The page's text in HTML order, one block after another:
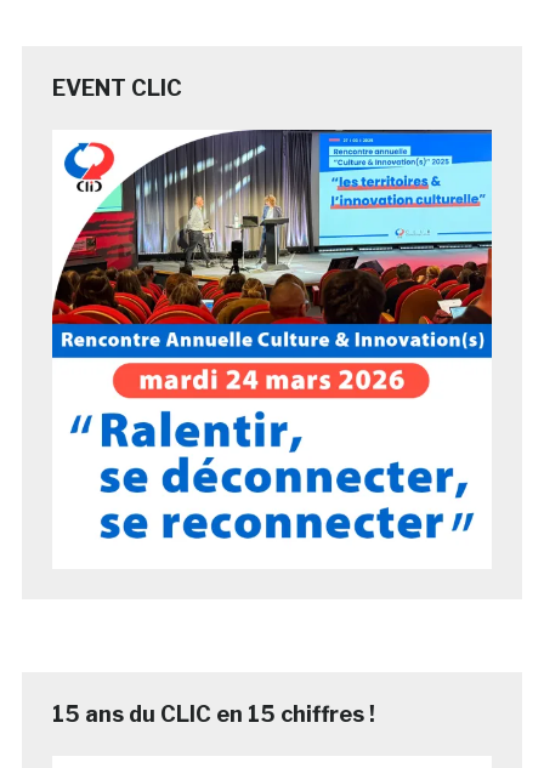
EVENT CLIC
15 ans du CLIC en 15 chiffres !